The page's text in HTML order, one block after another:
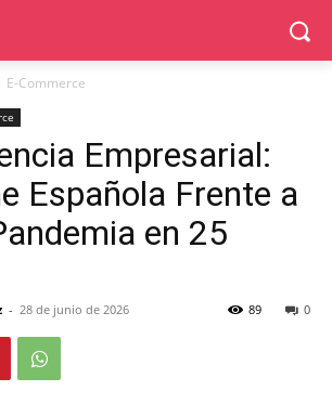
E-Commerce
Empresarial:
Española Frente a
en 25
- 28 de junio de 2026 0
89